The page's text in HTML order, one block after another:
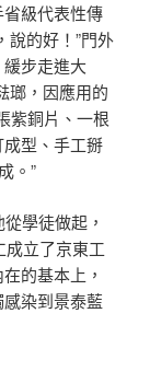
級代表性傳
說的好！”門外
步走進大
瑯，因應用的
紫銅片、一根
型、手工掰
。”
學徒做起，
成立了京東工
的基本上，
染到景泰藍